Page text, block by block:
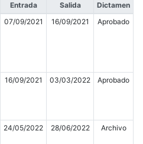
Entrada
Salida
Dictamen
07/09/2021 16/09/2021 Aprobado
16/09/2021 03/03/2022 Aprobado
24/05/2022 28/06/2022 Archivo